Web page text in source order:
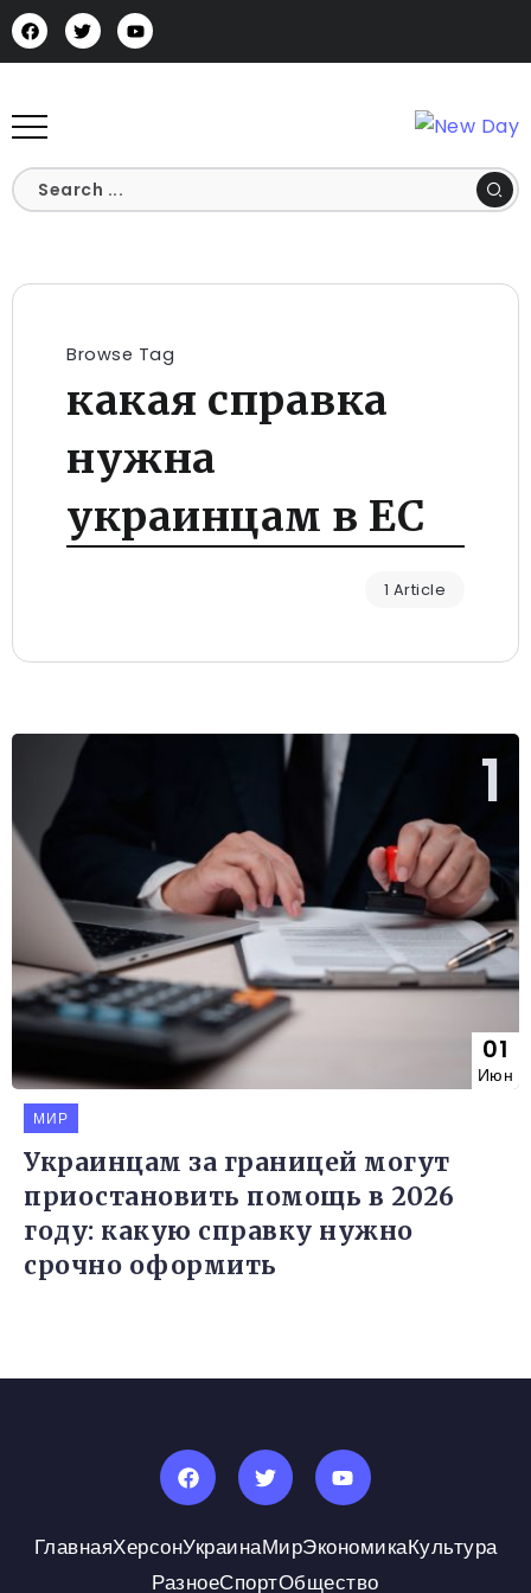
Browse Tag
какая справка
нужна
украинцам в ЕС
1 Article
01
Июн
МИР
Украинцам за границей могут
приостановить помощь в 2026
году: какую справку нужно
срочно оформить
ГлавнаяХерсонУкраинаМирЭкономикаКультура
РазноеСпортОбщество